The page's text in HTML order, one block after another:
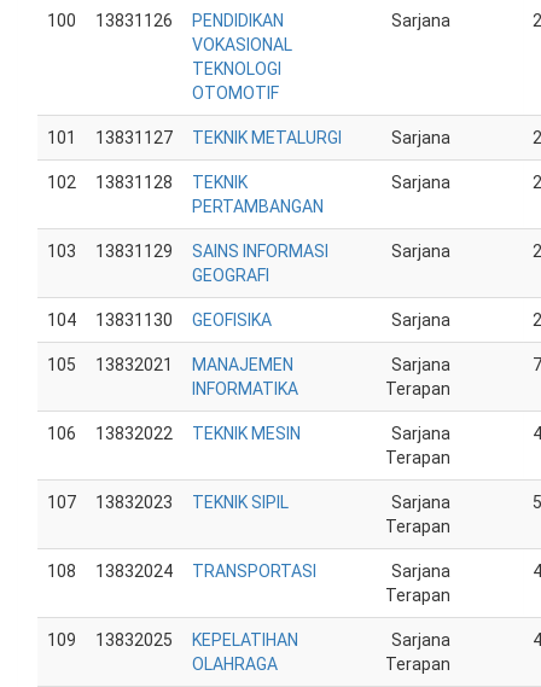
100 13831126
PENDIDIKAN
VOKASIONAL
TEKNOLOGI
OTOMOTIF
Sarjana
101 13831127 TEKNIK METALURGI Sarjana
102 13831128
TEKNIK
PERTAMBANGAN
Sarjana
103 13831129
SAINS INFORMASI
GEOGRAFI
Sarjana
104 13831130 GEOFISIKA Sarjana
105 13832021
MANAJEMEN
INFORMATIKA
Sarjana
Terapan
106 13832022 TEKNIK MESIN
Sarjana
Terapan
107 13832023 TEKNIK SIPIL
Sarjana
Terapan
108 13832024 TRANSPORTASI
Sarjana
Terapan
109 13832025
KEPELATIHAN
OLAHRAGA
Sarjana
Terapan